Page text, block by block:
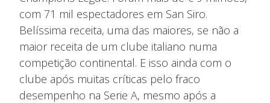
com 71 mil espectadores em San Siro.
Belíssima receita, uma das maiores, se não a
maior receita de um clube italiano numa
competição continental. E isso ainda com o
clube após muitas críticas pelo fraco
desempenho na Serie A, mesmo após a